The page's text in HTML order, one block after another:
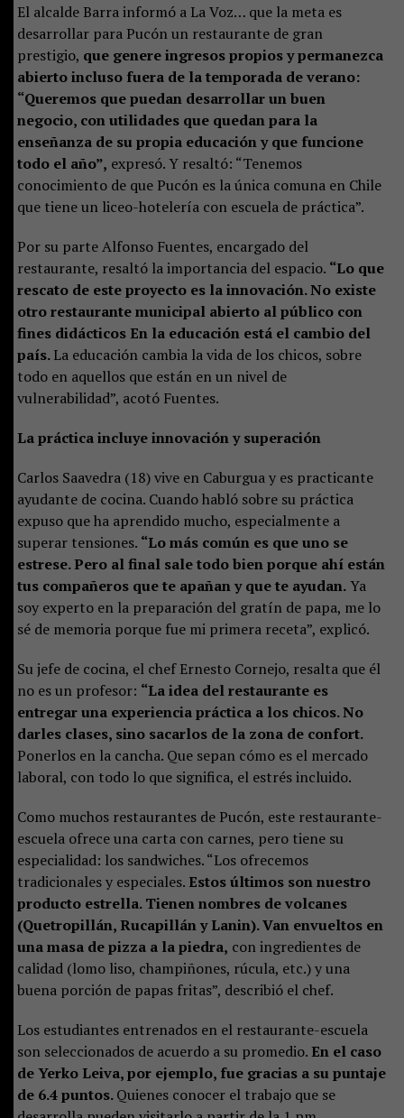
El alcalde Barra informó a La Voz… que la meta es
desarrollar para Pucón un restaurante de gran
prestigio, que genere ingresos propios y permanezca
abierto incluso fuera de la temporada de verano:
“Queremos que puedan desarrollar un buen
negocio, con utilidades que quedan para la
enseñanza de su propia educación y que funcione
todo el año”, expresó. Y resaltó: “Tenemos
conocimiento de que Pucón es la única comuna en Chile
que tiene un liceo-hotelería con escuela de práctica”.
Por su parte Alfonso Fuentes, encargado del
restaurante, resaltó la importancia del espacio. “Lo que
rescato de este proyecto es la innovación. No existe
otro restaurante municipal abierto al público con
fines didácticos En la educación está el cambio del
país.La educación cambia la vida de los chicos, sobre
todo en aquellos que están en un nivel de
vulnerabilidad”, acotó Fuentes.
La práctica incluye innovación y superación
Carlos Saavedra (18) vive en Caburgua y es practicante
ayudante de cocina. Cuando habló sobre su práctica
expuso que ha aprendido mucho, especialmente a
superar tensiones. “Lo más común es que uno se
estrese. Pero al final sale todo bien porque ahí están
tus compañeros que te apañan y que te ayudan.Ya
soy experto en la preparación del gratín de papa, me lo
sé de memoria porque fue mi primera receta”, explicó.
Su jefe de cocina, el chef Ernesto Cornejo, resalta que él
no es un profesor: “La idea del restaurante es
entregar una experiencia práctica a los chicos. No
darles clases, sino sacarlos de la zona de confort.
Ponerlos en la cancha. Que sepan cómo es el mercado
laboral, con todo lo que significa, el estrés incluido.
Como muchos restaurantes de Pucón, este restaurante-
escuela ofrece una carta con carnes, pero tiene su
especialidad: los sandwiches. “Los ofrecemos
tradicionales y especiales. Estos últimos son nuestro
producto estrella. Tienen nombres de volcanes
(Quetropillán, Rucapillán y Lanin). Van envueltos en
una masa de pizza a la piedra, con ingredientes de
calidad (lomo liso, champiñones, rúcula, etc.) y una
buena porción de papas fritas”, describió el chef.
Los estudiantes entrenados en el restaurante-escuela
son seleccionados de acuerdo a su promedio. En el caso
de Yerko Leiva, por ejemplo, fue gracias a su puntaje
de 6.4 puntos.Quienes conocer el trabajo que se